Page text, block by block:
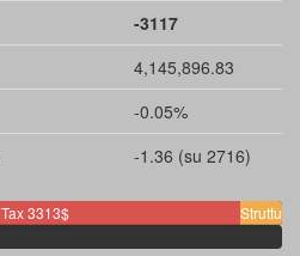
-3117
4,145,896.83
-0.05%
-1.36 (su 2716)
Tax 3313$
Strutture